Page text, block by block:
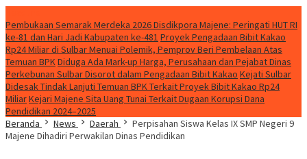
Pembukaan Semarak Merdeka 2026 Disdikpora Majene: Peringati HUT RI
ke-81 dan Hari Jadi Kabupaten ke-481 Proyek Pengadaan Bibit Kakao
Rp24 Miliar di Sulbar Menuai Polemik, Pemprov Beri Pembelaan Atas
Temuan BPKDiduga Ada Mark-up Harga, Perusahaan dan Pejabat Dinas
Perkebunan Sulbar Disorot dalam Pengadaan Bibit Kakao Kejati Sulbar
Didesak Tindak Lanjuti Temuan BPK Terkait Proyek Bibit Kakao Rp24
MiliarKejari Majene Sita Uang Tunai Terkait Dugaan Korupsi Dana
Pendidikan 2024–2025
Beranda
News Daerah
Perpisahan Siswa Kelas IX SMP Negeri 9
Majene Dihadiri Perwakilan Dinas Pendidikan